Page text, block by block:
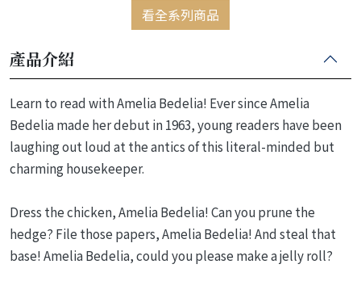
看全系列商品
產品介紹
Learn to read with Amelia Bedelia! Ever since Amelia
Bedelia made her debut in 1963, young readers have been
laughing out loud at the antics of this literal-minded but
charming housekeeper.
Dress the chicken, Amelia Bedelia! Can you prune the
hedge? File those papers, Amelia Bedelia! And steal that
base! Amelia Bedelia, could you please make a jelly roll?